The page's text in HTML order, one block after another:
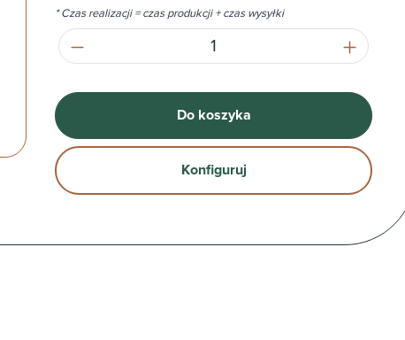
* Czas realizacji = czas produkcji + czas wysyłki
Ilość produktu: Wprowadź żądaną
Do koszyka
Konfiguruj